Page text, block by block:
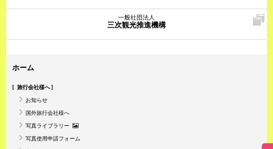
一般社団法人
三次観光推進機構
ホーム
旅行会社様へ
お知らせ
国外旅行会社様へ
写真ライブラリー
写真使用申請フォーム